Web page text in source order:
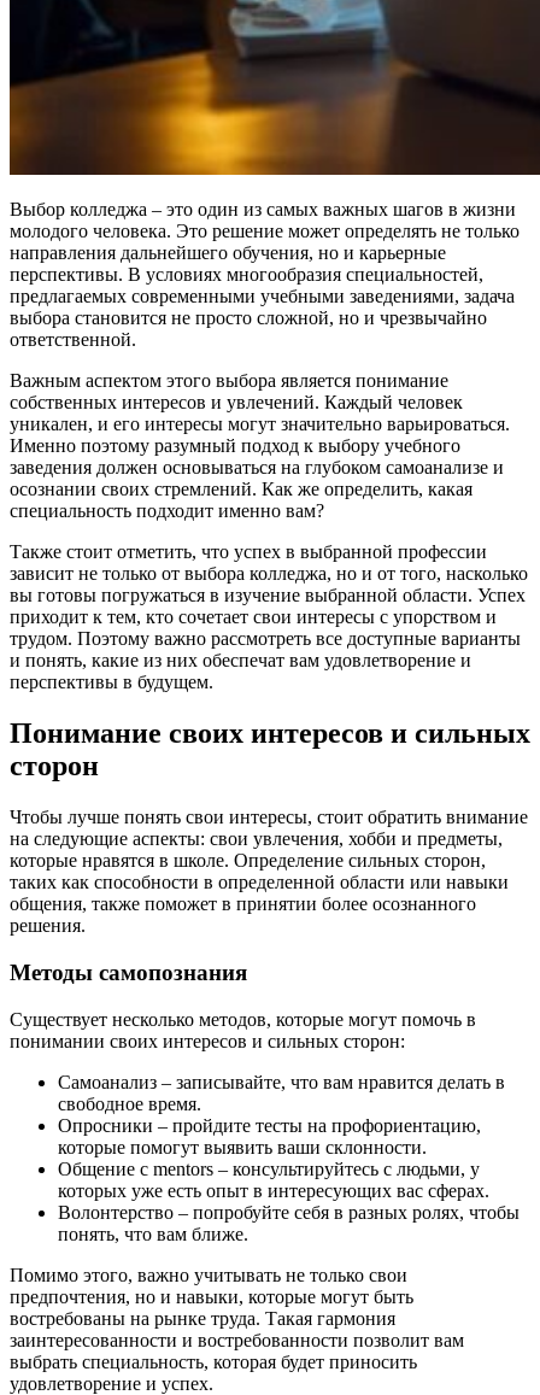
Выбор колледжа – это один из самых важных шагов в жизни
молодого человека. Это решение может определять не только
направления дальнейшего обучения, но и карьерные
перспективы. В условиях многообразия специальностей,
предлагаемых современными учебными заведениями, задача
выбора становится не просто сложной, но и чрезвычайно
ответственной.
Важным аспектом этого выбора является понимание
собственных интересов и увлечений. Каждый человек
уникален, и его интересы могут значительно варьироваться.
Именно поэтому разумный подход к выбору учебного
заведения должен основываться на глубоком самоанализе и
осознании своих стремлений. Как же определить, какая
специальность подходит именно вам?
Также стоит отметить, что успех в выбранной профессии
зависит не только от выбора колледжа, но и от того, насколько
вы готовы погружаться в изучение выбранной области. Успех
приходит к тем, кто сочетает свои интересы с упорством и
трудом. Поэтому важно рассмотреть все доступные варианты
и понять, какие из них обеспечат вам удовлетворение и
перспективы в будущем.
Понимание своих интересов и сильных
сторон
Чтобы лучше понять свои интересы, стоит обратить внимание
на следующие аспекты: свои увлечения, хобби и предметы,
которые нравятся в школе. Определение сильных сторон,
таких как способности в определенной области или навыки
общения, также поможет в принятии более осознанного
решения.
Методы самопознания
Существует несколько методов, которые могут помочь в
понимании своих интересов и сильных сторон:
Самоанализ – записывайте, что вам нравится делать в
свободное время.
Опросники – пройдите тесты на профориентацию,
которые помогут выявить ваши склонности.
Общение с mentors – консультируйтесь с людьми, у
которых уже есть опыт в интересующих вас сферах.
Волонтерство – попробуйте себя в разных ролях, чтобы
понять, что вам ближе.
Помимо этого, важно учитывать не только свои
предпочтения, но и навыки, которые могут быть
востребованы на рынке труда. Такая гармония
заинтересованности и востребованности позволит вам
выбрать специальность, которая будет приносить
удовлетворение и успех.